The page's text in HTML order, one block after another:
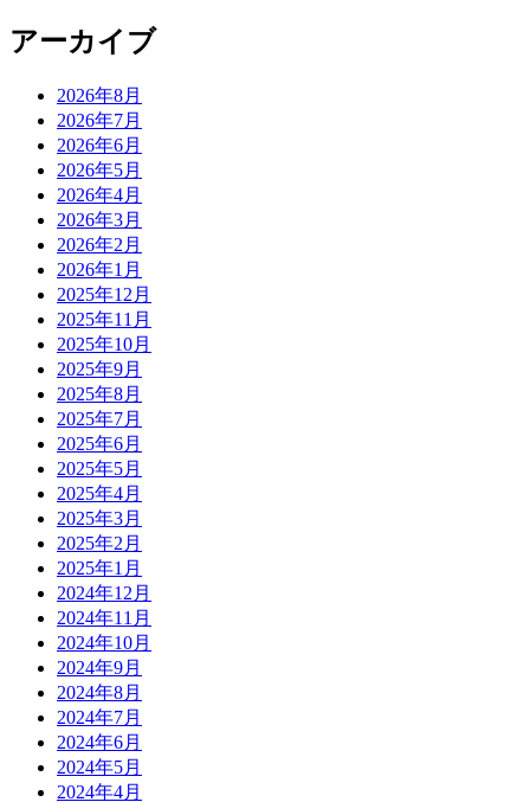
アーカイブ
2026年8月
2026年7月
2026年6月
2026年5月
2026年4月
2026年3月
2026年2月
2026年1月
2025年12月
2025年11月
2025年10月
2025年9月
2025年8月
2025年7月
2025年6月
2025年5月
2025年4月
2025年3月
2025年2月
2025年1月
2024年12月
2024年11月
2024年10月
2024年9月
2024年8月
2024年7月
2024年6月
2024年5月
2024年4月